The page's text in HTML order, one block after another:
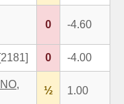
0 -4.60
[2181] 0 -4.00
½ 1.00